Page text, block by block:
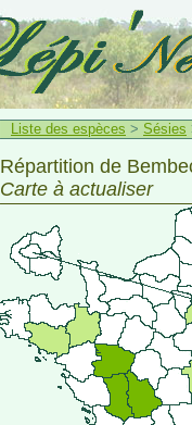
Liste des espèces > Sésies
Répartition de
Carte à actualiser